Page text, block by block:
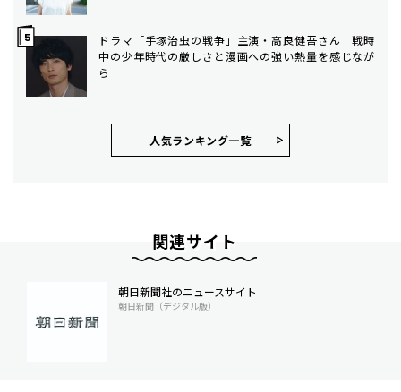
ドラマ「手塚治虫の戦争」主演・高良健吾さん 戦時
中の少年時代の厳しさと漫画への強い熱量を感じなが
ら
人気ランキング⼀覧
関連サイト
朝日新聞社のニュースサイト
朝日新聞（デジタル版）